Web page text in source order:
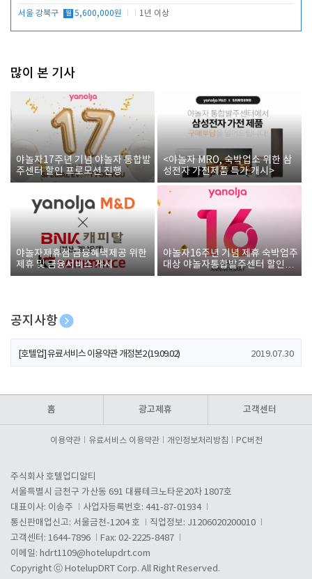
서울 강북구 월 5,600,000원 1년 이상
많이 본 기사
야놀자17주년 기념 야놀자 통합발
주센터 할인 프로모션 진행
<야놀자 MRO, 숙박업소 위한 삼
성전자 가전제품 특가 개시>
야놀자제휴점 금융혜택제공 위한
제휴 및 금융서비스 게시
야놀자16주년 기념 제휴 숙박업주
대상 야놀자통합발주센터 할인쿠
폰 증정
공지사항
[호텔업] 개인정보 처리방침 개정본1 (19.09.02)
[호텔업] 유료서비스 이용약관 개정본2 (19.09.02) 2019.07.30
홈 광고제휴 고객센터
이용약관 유료서비스 이용약관 개인정보처리방침 PC버전
주식회사 호텔업디알티
서울특별시 금천구 가산동 691 대륭테크노타운20차 1807호
대표이사: 이송주
사업자등록번호: 441-87-01934
통신판매업신고: 서울금천-1204 호
직업정보: J1206020200010
고객센터: 1644-7896
Fax: 02-2225-8487
이메일: hdrt1109@hotelupdrt.com
Copyright ⓒ HotelupDRT Corp. All Right Reserved.